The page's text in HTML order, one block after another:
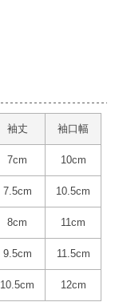
袖丈 袖口幅
7cm 10cm
7.5cm 10.5cm
8cm 11cm
9.5cm 11.5cm
10.5cm 12cm